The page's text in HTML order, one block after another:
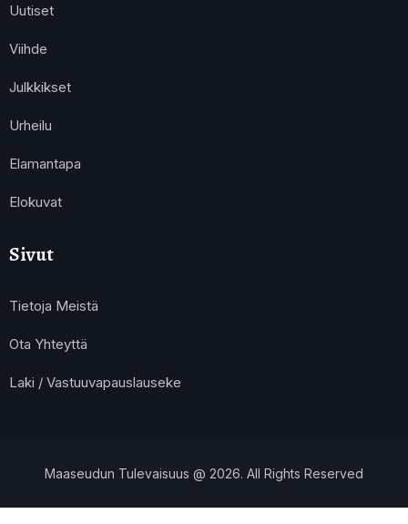
Uutiset
Viihde
Julkkikset
Urheilu
Elamantapa
Elokuvat
Sivut
Tietoja Meistä
Ota Yhteyttä
Laki / Vastuuvapauslauseke
Maaseudun Tulevaisuus @ 2026. All Rights Reserved